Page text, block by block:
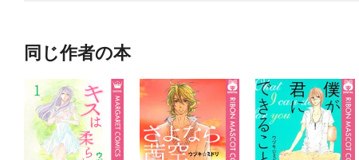
同じ作者の本